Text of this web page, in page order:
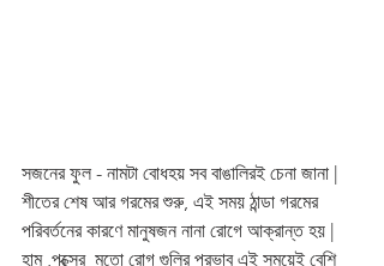
সজনের ফুল - নামটা বোধহয় সব বাঙালিরই চেনা জানা |
শীতের শেষ আর গরমের শুরু, এই সময় ঠান্ডা গরমের
পরিবর্তনের কারণে মানুষজন নানা রোগে আক্রান্ত হয় |
হাম ,পক্সের  মতো রোগ গুলির প্রভাব এই সময়েই বেশি